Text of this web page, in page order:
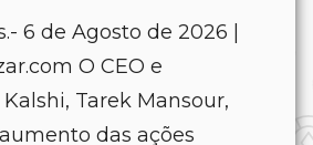
6 de Agosto de 2026 |
O CEO e
Tarek Mansour,
das ações